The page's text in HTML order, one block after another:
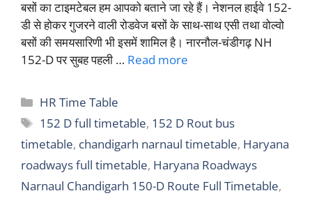
बसों का टाइमटेबल हम आपको बताने जा रहे हैं। नेशनल हाईवे 152-
डी से होकर गुजरने वाली रोडवेज बसों के साथ-साथ एसी तथा वोल्वो
बसों की समयसारिणी भी इसमें शामिल है। नारनौल-चंडीगढ़ NH
152-D पर सुबह पहली … Read more
Categories
HR Time Table
Tags
152 D full timetable, 152 D Rout bus
timetable, chandigarh narnaul timetable, Haryana
roadways full timetable, Haryana Roadways
Narnaul Chandigarh 150-D Route Full Timetable,